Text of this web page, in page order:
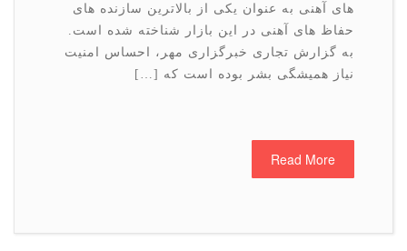
های آهنی به عنوان یکی از بالاترین سازنده های
حفاظ های آهنی در این بازار شناخته شده است.
به گزارش تجاری خبرگزاری مهر، احساس امنیت
نیاز همیشگی بشر بوده است که […]
Read More